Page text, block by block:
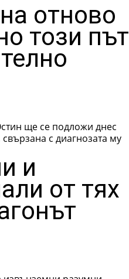
отново
този път
ще се подложи днес
с диагнозата му
и
от тях